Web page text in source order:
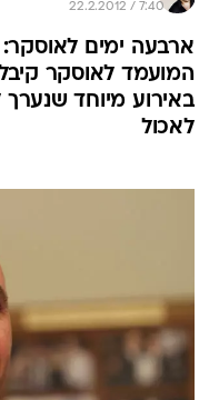
22.2.2012 / 7:40
ארבעה ימים
באירוע מיוחד
לאכול